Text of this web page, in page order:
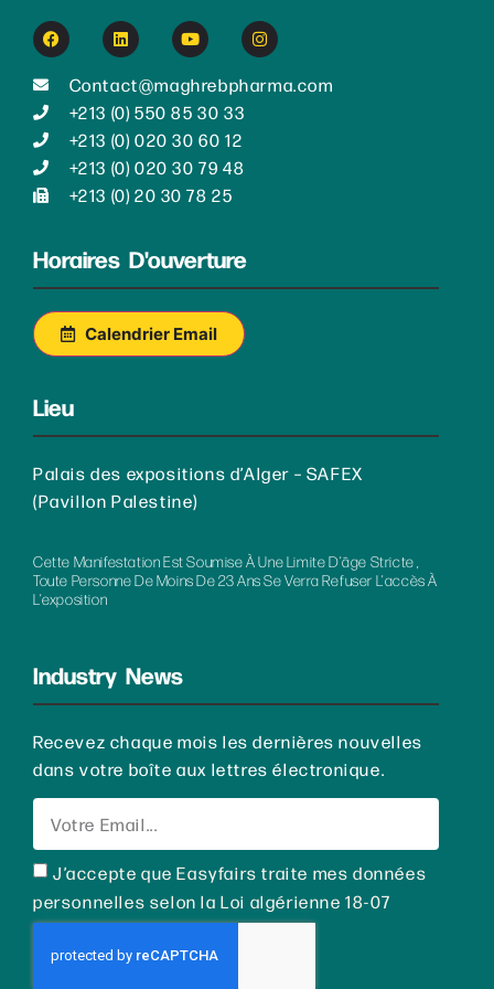
De l'assurance qualité, aux
affaires réglementaires en
passant par la biotech, les
études cliniques, soyez à jour !
DÉCOUVRIR
Contact@maghrebpharma.com
+213 (0) 550 85 30 33
+213 (0) 020 30 60 12
+213 (0) 020 30 79 48
+213 (0) 20 30 78 25
Horaires D'ouverture
Calendrier Email
Lieu
Palais des expositions d’Alger – SAFEX
(Pavillon Palestine)
Cette Manifestation Est Soumise À Une Limite D’âge Stricte ,
Toute Personne De Moins De 23 Ans Se Verra Refuser L’accès À
L’exposition
Industry News
Recevez chaque mois les dernières nouvelles
dans votre boîte aux lettres électronique.
J’accepte que Easyfairs traite mes données
personnelles selon la Loi algérienne 18-07